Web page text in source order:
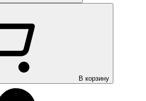
В корзину